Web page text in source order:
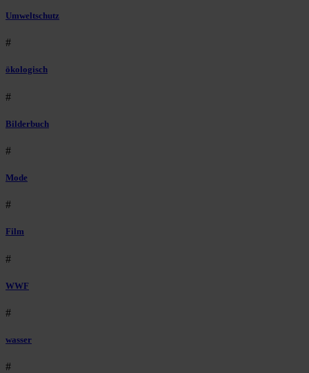
Umweltschutz
#
ökologisch
#
Bilderbuch
#
Mode
#
Film
#
WWF
#
wasser
#